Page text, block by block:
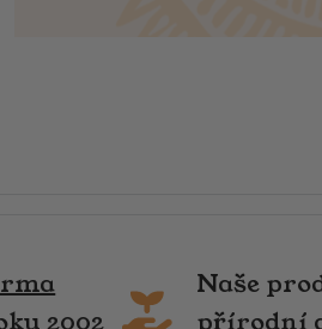
2002
Naše
přírodní